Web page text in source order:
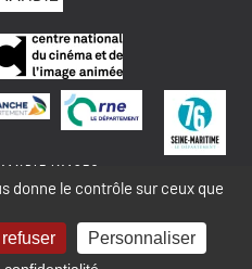
IMAGES
STATISTIQUES PLAN DU SITE
donne le contrôle sur ceux que
Personnaliser